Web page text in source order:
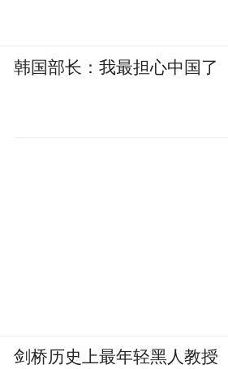
韩国部长：我最担心中国了
剑桥历史上最年轻黑人教授